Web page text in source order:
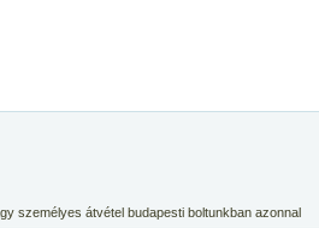
személyes átvétel budapesti boltunkban azonnal